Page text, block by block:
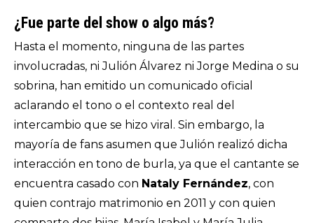
¿Fue parte del show o algo más?
Hasta el momento, ninguna de las partes
involucradas, ni Julión Álvarez ni Jorge Medina o su
sobrina, han emitido un comunicado oficial
aclarando el tono o el contexto real del
intercambio que se hizo viral. Sin embargo, la
mayoría de fans asumen que Julión realizó dicha
interacción en tono de burla, ya que el cantante se
encuentra casado con Nataly Fernández, con
quien contrajo matrimonio en 2011 y con quien